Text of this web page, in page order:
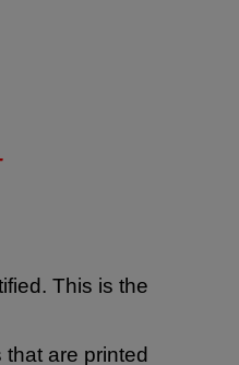
This is the
are printed